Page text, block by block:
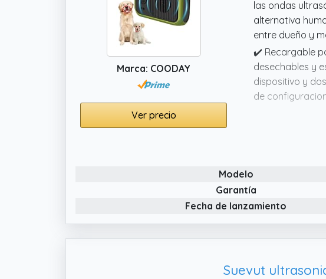
Marca: COODAY
Ver precio
las ondas
alternativa
entre dueño y
✔️ Recargable
desechables y
dispositivo y
de
✔️ Tecnología
deseados,
✔️ Dos modos
325KHz y
temperamentos
✔️ Larga
interiores como
Modelo
Garantía
Fecha de lanzamiento
Suevut